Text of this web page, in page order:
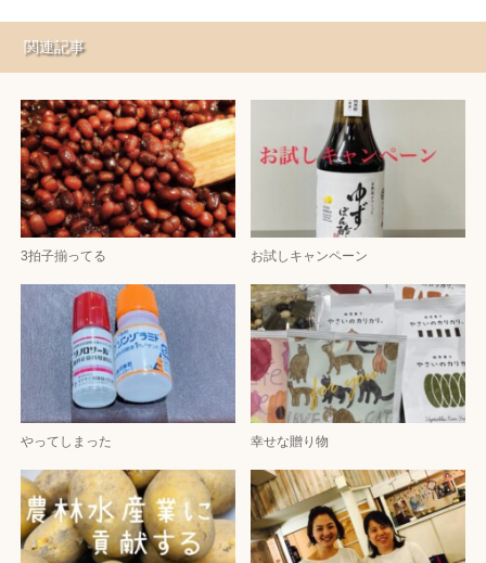
関連記事
3拍子揃ってる お試しキャンペーン
やってしまった 幸せな贈り物